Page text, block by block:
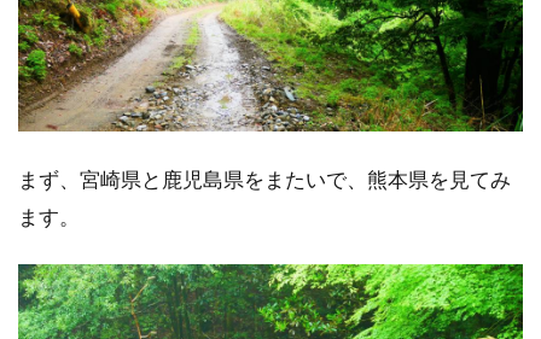
まず、宮崎県と鹿児島県をまたいで、熊本県を見てみ
ます。